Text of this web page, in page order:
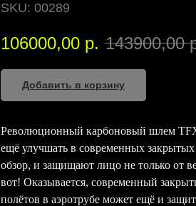
SKU: 00289
106000,00 р. 143900,00
Добавить в корзину
Революционный карбоновый шлем
ещё улучшать в современных
обзор, и защищают лицо не только от
вот! Оказывается, современный
полётов в аэротрубе может ещё и